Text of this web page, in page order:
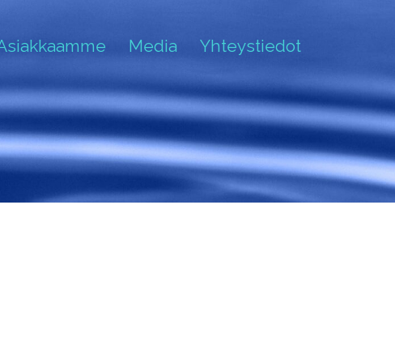
Media Yhteystiedot